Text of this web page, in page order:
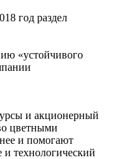
год раздел
«устойчивого
и акционерный
цветными
и помогают
технологический